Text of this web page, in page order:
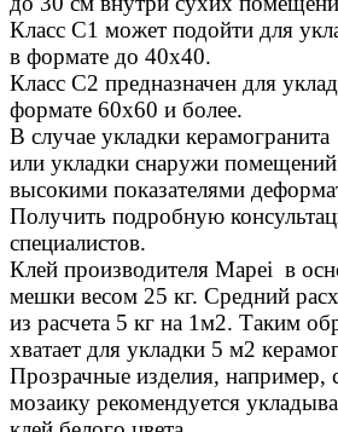
Класс C1 может подойти для
в формате до 40х40.
Класс C2 предназначен для
формате 60х60 и более.
В случае укладки
или укладки снаружи помещений
высокими показателями
Получить подробную
специалистов.
Клей производителя Mapei в
мешки весом 25 кг. Средний
из расчета 5 кг на 1м2. Таким
хватает для укладки 5 м2
Прозрачные изделия, например,
мозаику рекомендуется